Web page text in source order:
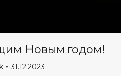
Новым годом!
31.12.2023